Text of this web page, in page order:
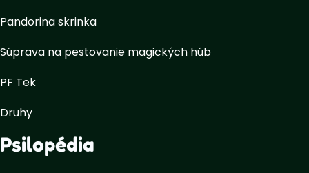
Pandorina skrinka
Súprava na pestovanie magických húb
PF Tek
Druhy
Psilopédia